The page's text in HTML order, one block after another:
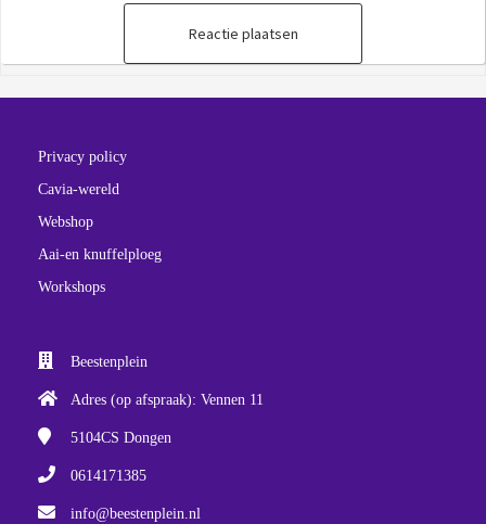
Reactie plaatsen
Privacy policy
Cavia-wereld
Webshop
Aai-en knuffelploeg
Workshops
Beestenplein
Adres (op afspraak): Vennen 11
5104CS Dongen
0614171385
info@beestenplein.nl